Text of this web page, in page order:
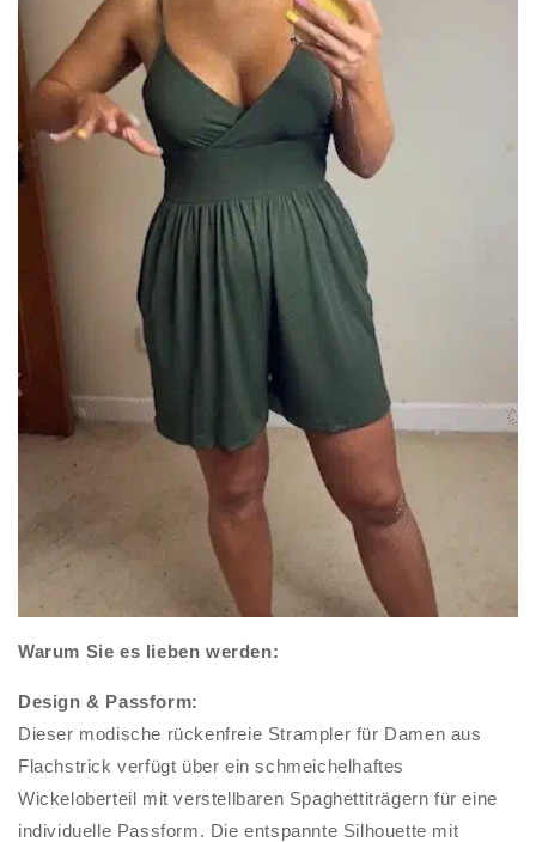
Warum Sie es lieben werden:
Design & Passform:
Dieser modische rückenfreie Strampler für Damen aus
Flachstrick verfügt über ein schmeichelhaftes
Wickeloberteil mit verstellbaren Spaghettiträgern für eine
individuelle Passform. Die entspannte Silhouette mit